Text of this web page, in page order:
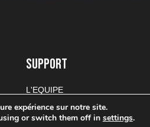
SUPPORT
L'EQUIPE
CONTACT
POLITIQUE DE
expérience sur notre site.
or switch them off in settings.